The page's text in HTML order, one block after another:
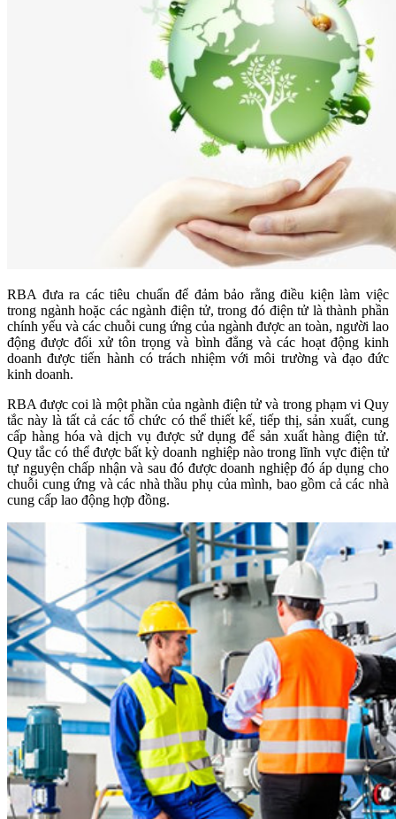
RBA đưa ra các tiêu chuẩn để đảm bảo rằng điều kiện làm việc
trong ngành hoặc các ngành điện tử, trong đó điện tử là thành phần
chính yếu và các chuỗi cung ứng của ngành được an toàn, người lao
động được đối xử tôn trọng và bình đẳng và các hoạt động kinh
doanh được tiến hành có trách nhiệm với môi trường và đạo đức
kinh doanh.
RBA được coi là một phần của ngành điện tử và trong phạm vi Quy
tắc này là tất cả các tổ chức có thể thiết kế, tiếp thị, sản xuất, cung
cấp hàng hóa và dịch vụ được sử dụng để sản xuất hàng điện tử.
Quy tắc có thể được bất kỳ doanh nghiệp nào trong lĩnh vực điện tử
tự nguyện chấp nhận và sau đó được doanh nghiệp đó áp dụng cho
chuỗi cung ứng và các nhà thầu phụ của mình, bao gồm cả các nhà
cung cấp lao động hợp đồng.